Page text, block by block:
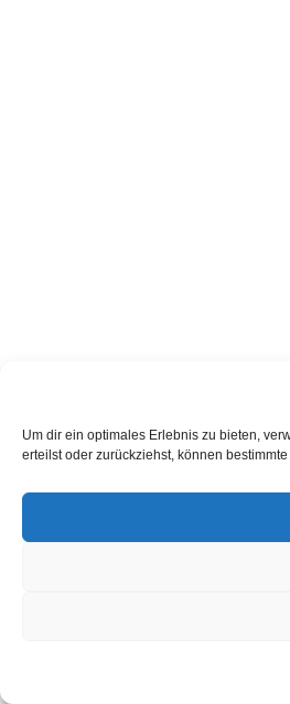
Um dir ein optimales Erlebnis zu bieten,
erteilst oder zurückziehst, können